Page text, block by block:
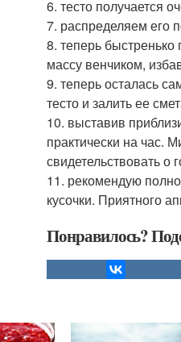
6. тесто получается
7. распределяем его
8. теперь
массу венчиком,
9. теперь осталась
тесто и залить ее
10. выставив
практически на час.
свидетельствовать о
11. рекомендую
кусочки. Приятного
Понравилось?